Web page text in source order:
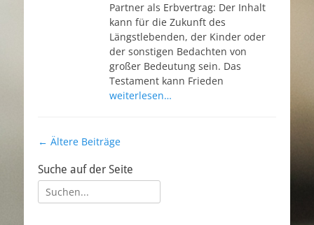
Partner als Erbvertrag: Der Inhalt
kann für die Zukunft des
Längstlebenden, der Kinder oder
der sonstigen Bedachten von
großer Bedeutung sein. Das
Testament kann Frieden
weiterlesen…
Beitragsnavigation
← Ältere Beiträge
Suche auf der Seite
Suche
nach: